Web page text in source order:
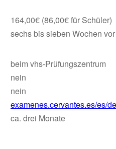
164,00€ (86,00€ für Schüler)
sechs bis sieben Wochen
beim vhs-Prüfungszentrum
nein
nein
examenes.cervantes.es/es/
ca. drei Monate